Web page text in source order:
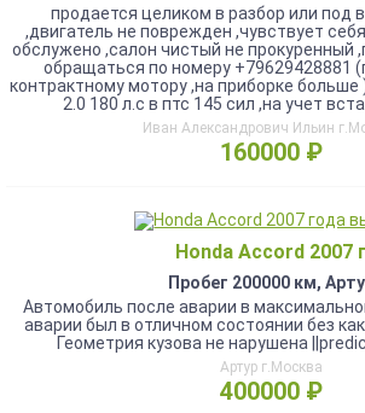
продается целиком в разбор или под
,двигатель не поврежден ,чувствует
обслужено ,салон чистый не прокуренный
обращаться по номеру +79629428881
контрактному мотору ,на приборке больше
2.0 180 л.с в птс 145 сил ,на учет
Иван Александрович Ильин
160000 ₽
Honda Accord 2007 г
Пробег 200000 км,
Автомобиль после аварии в
аварии был в отличном состоянии без
Геометрия кузова не нарушена
Артур г.Москва
400000 ₽